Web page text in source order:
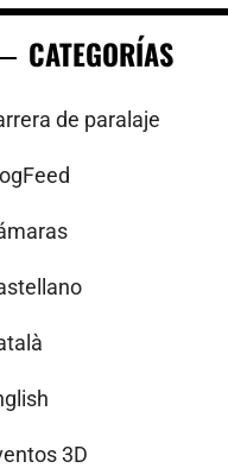
CATEGORÍAS
de paralaje
3D